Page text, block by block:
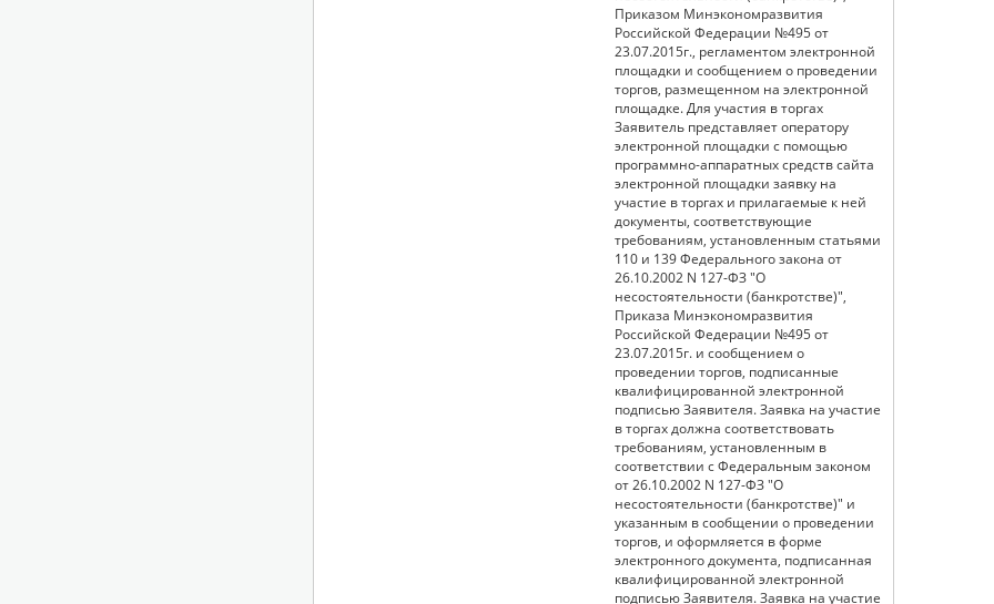
Приказом Минэкономразвития
Российской Федерации №495 от
23.07.2015г., регламентом электронной
площадки и сообщением о проведении
торгов, размещенном на электронной
площадке. Для участия в торгах
Заявитель представляет оператору
электронной площадки с помощью
программно-аппаратных средств сайта
электронной площадки заявку на
участие в торгах и прилагаемые к ней
документы, соответствующие
требованиям, установленным статьями
110 и 139 Федерального закона от
26.10.2002 N 127-ФЗ "О
несостоятельности (банкротстве)",
Приказа Минэкономразвития
Российской Федерации №495 от
23.07.2015г. и сообщением о
проведении торгов, подписанные
квалифицированной электронной
подписью Заявителя. Заявка на участие
в торгах должна соответствовать
требованиям, установленным в
соответствии с Федеральным законом
от 26.10.2002 N 127-ФЗ "О
несостоятельности (банкротстве)" и
указанным в сообщении о проведении
торгов, и оформляется в форме
электронного документа, подписанная
квалифицированной электронной
подписью Заявителя. Заявка на участие